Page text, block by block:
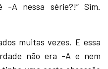
-A nessa série?!” Sim.
muitas vezes. E essa
não era -A e nem